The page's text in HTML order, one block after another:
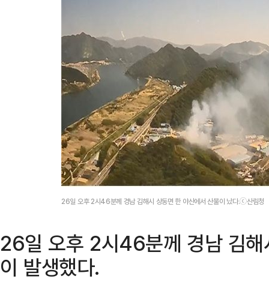
26일 오후 2시46분께 경남 김해시 상동면 한 야산에서 산불이 났다.ⓒ산림청
26일 오후 2시46분께 경남 김해
이 발생했다.